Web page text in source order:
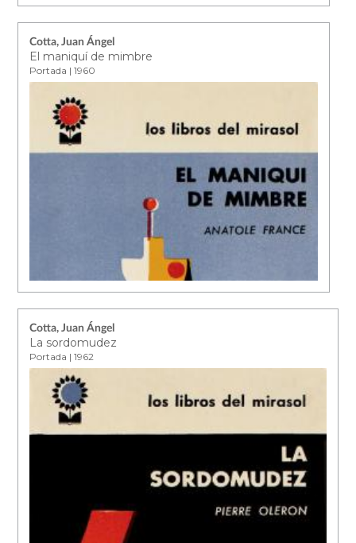
Cotta, Juan Ángel
El maniquí de mimbre
Portada | 1960
Cotta, Juan Ángel
La sordomudez
Portada | 1962